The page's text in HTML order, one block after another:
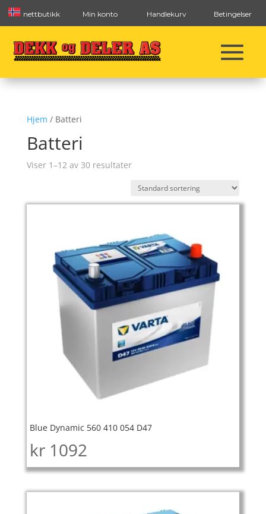
nettbutikk Min konto Handlekurv Betingelser
Hjem / Batteri
Batteri
Viser 1–12 av 30 resultater
Blue Dynamic 560 410 054 D47
kr 1092